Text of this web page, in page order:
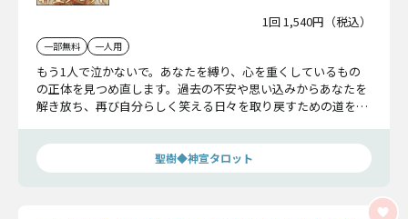
1回 1,540円（税込）
一部無料 一人用
もう1人で泣かないで。あなたを縛り、心を重くしているもの
の正体を見つめ直します。過去の不安や思い込みからあなたを
解き放ち、再び自分らしく笑える日々を取り戻すための道を、
聖樹◆神宣タロット